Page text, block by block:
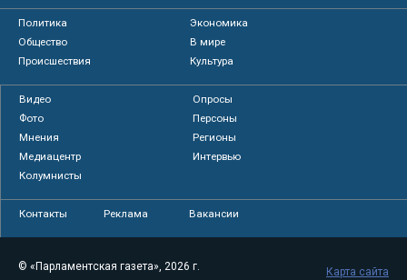
Политика
Экономика
Общество
В мире
Происшествия
Культура
Видео
Опросы
Фото
Персоны
Мнения
Регионы
Медиацентр
Интервью
Колумнисты
Контакты Реклама Вакансии
© «Парламентская газета», 2026 г.
Карта сайта